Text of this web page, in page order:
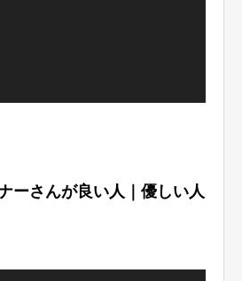
ーさんが良い人｜優しい人